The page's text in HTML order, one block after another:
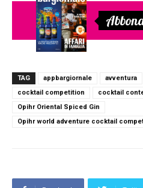
TAG appbargiornale avventura
cocktail competition
cocktail
Opihr Oriental Spiced Gin
Opihr world adventure cocktail